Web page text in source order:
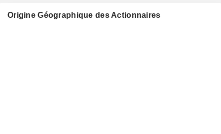
Origine Géographique des Actionnaires